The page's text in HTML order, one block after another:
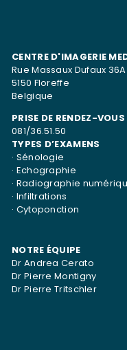
CENTRE D'IMAGERIE
Rue Massaux Dufaux 36A
5150 Floreffe
Belgique
PRISE DE RENDEZ-VOUS
081/36.51.50
TYPES D’EXAMENS
· Sénologie
· Echographie
· Radiographie
· Infiltrations
· Cytoponction
NOTRE ÉQUIPE
Dr Andrea Cerato
Dr Pierre Montigny
Dr Pierre Tritschler